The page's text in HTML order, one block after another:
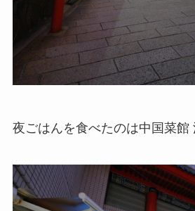
夜ごはんを食べたのは中国菜館